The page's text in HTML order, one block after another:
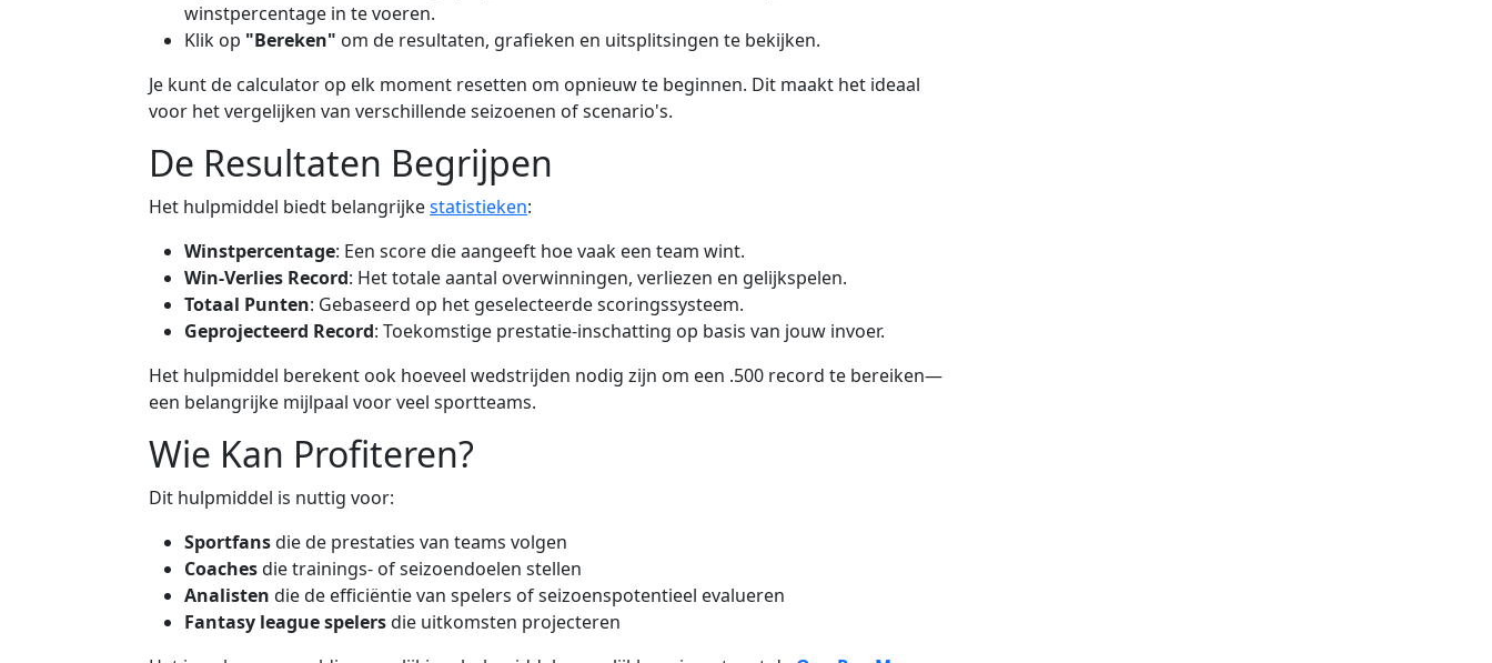
winstpercentage in te voeren.
Klik op "Bereken" om de resultaten, grafieken en uitsplitsingen te bekijken.
Je kunt de calculator op elk moment resetten om opnieuw te beginnen. Dit maakt het ideaal
voor het vergelijken van verschillende seizoenen of scenario's.
De Resultaten Begrijpen
Het hulpmiddel biedt belangrijkestatistieken:
Winstpercentage: Een score die aangeeft hoe vaak een team wint.
Win-Verlies Record: Het totale aantal overwinningen, verliezen en gelijkspelen.
Totaal Punten: Gebaseerd op het geselecteerde scoringssysteem.
Geprojecteerd Record: Toekomstige prestatie-inschatting op basis van jouw invoer.
Het hulpmiddel berekent ook hoeveel wedstrijden nodig zijn om een .500 record te bereiken—
een belangrijke mijlpaal voor veel sportteams.
Wie Kan Profiteren?
Dit hulpmiddel is nuttig voor:
Sportfansdie de prestaties van teams volgen
Coachesdie trainings- of seizoendoelen stellen
Analisten die de efficiëntie van spelers of seizoenspotentieel evalueren
Fantasy league spelersdie uitkomsten projecteren